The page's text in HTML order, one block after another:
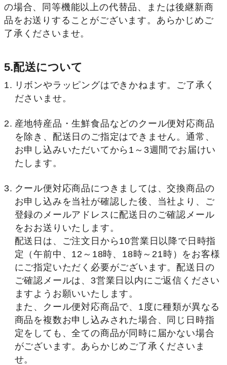
の場合、同等機能以上の代替品、または後継新商
品をお送りすることがございます。あらかじめご
了承くださいませ。
5.配送について
リボンやラッピングはできかねます。ご了承く
ださいませ。
産地特産品・生鮮食品などのクール便対応商品
を除き、配送日のご指定はできません。通常、
お申し込みいただいてから1～3週間でお届けい
たします。
クール便対応商品につきましては、交換商品の
お申し込みを当社が確認した後、当社より、ご
登録のメールアドレスに配送日のご確認メール
をおお送りいたします。
配送日は、ご注文日から10営業日以降で日時指
定（午前中、12～18時、18時～21時）をお客様
にご指定いただく必要がございます。配送日の
ご確認メールは、3営業日以内にご返信ください
ますようお願いいたします。
また、クール便対応商品で、1度に種類が異なる
商品を複数お申し込みされた場合、同じ日時指
定をしても、全ての商品が同時に届かない場合
がございます。あらかじめご了承くださいま
せ。